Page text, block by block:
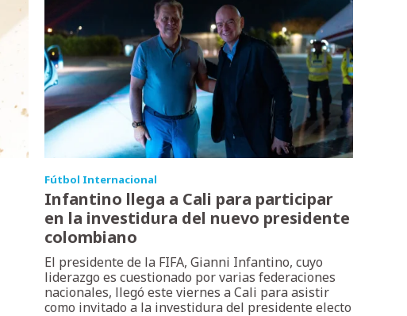
Fútbol Internacional
Infantino llega a Cali para participar
en la investidura del nuevo presidente
colombiano
El presidente de la FIFA, Gianni Infantino, cuyo
liderazgo es cuestionado por varias federaciones
nacionales, llegó este viernes a Cali para asistir
como invitado a la investidura del presidente electo